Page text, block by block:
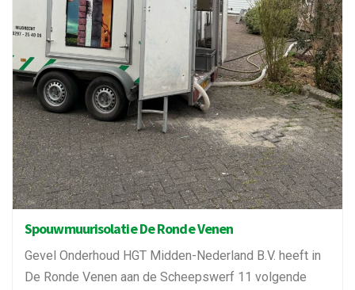
Spouwmuurisolatie De Ronde Venen
Gevel Onderhoud HGT Midden-Nederland B.V. heeft in
De Ronde Venen aan de Scheepswerf 11 volgende